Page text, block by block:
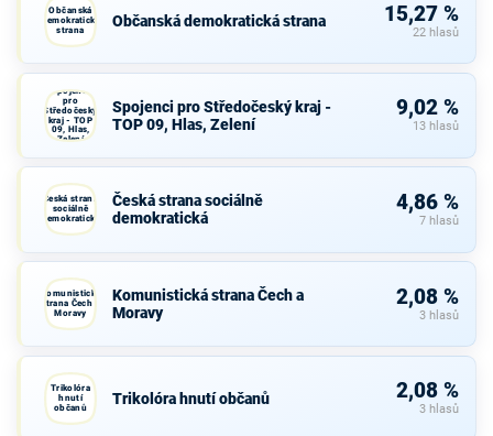
Občanská
demokratická
strana
Občanská demokratická strana 15,27 %
22 hlasů
Spojenci
pro
Středočeský
kraj - TOP
09, Hlas,
Zelení
Spojenci pro Středočeský kraj -
TOP 09, Hlas, Zelení
9,02 %
13 hlasů
Česká strana
sociálně
demokratická
Česká strana sociálně
demokratická
4,86 %
7 hlasů
Komunistická
strana Čech a
Moravy
Komunistická strana Čech a
Moravy
2,08 %
3 hlasů
Trikolóra
hnutí
občanů
Trikolóra hnutí občanů 2,08 %
3 hlasů